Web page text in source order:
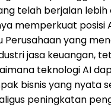
telah berjalan lebih
memperkuat posisi
Perusahaan yang
jasa keuangan,
teknologi AI
bisnis yang nyata
peningkatan